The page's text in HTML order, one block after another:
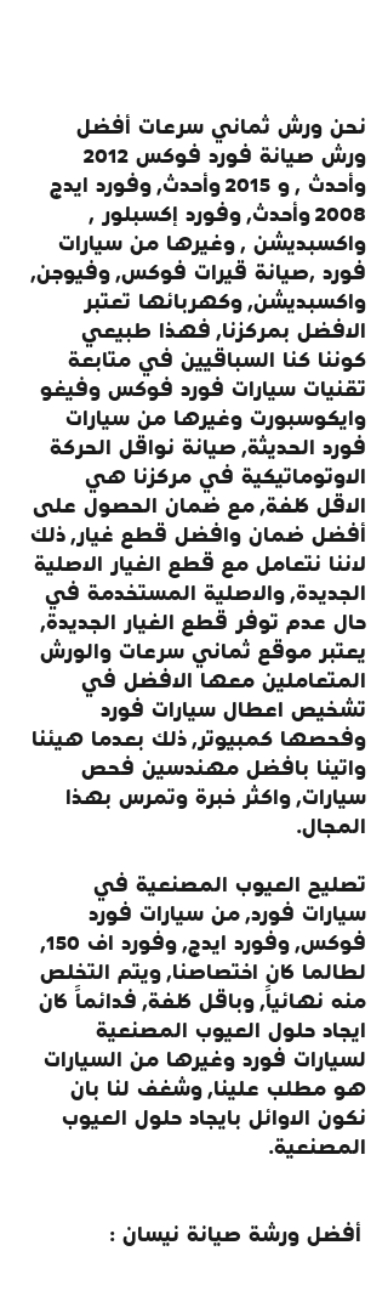
نحن ورش ثماني سرعات أفضل
وأحدث , و 2015 وأحدث, وفورد ايدج
2008 وأحدث, وفورد إكسبلور ,
واكسبديشن , وغيرها من سيارات
فورد ,صيانة قيرات فوكس, وفيوجن,
واكسبديشن, وكهربائها تعتبر
الافضل بمركزنا, فهذا طبيعي
كوننا كنا السباقيين في متابعة
تقنيات سيارات فورد فوكس وفيغو
وايكوسبورت وغيرها من سيارات
فورد الحديثة, صيانة نواقل الحركة
الاوتوماتيكية في مركزنا هي
الاقل كلفة, مع ضمان الحصول على
أفضل ضمان وافضل قطع غيار, ذلك
لاننا نتعامل مع قطع الغيار الاصلية
الجديدة, والاصلية المستخدمة في
حال عدم توفر قطع الغيار الجديدة,
يعتبر موقع ثماني سرعات والورش
المتعاملين معها الافضل في
تشخيص اعطال سيارات فورد
وفحصها كمبيوتر, ذلك بعدما هيئنا
واتينا بافضل مهندسين فحص
سيارات, واكثر خبرة وتمرس بهذا
المجال.
تصليح العيوب المصنعية في
سيارات فورد, من سيارات فورد
فوكس, وفورد ايدج, وفورد اف 150,
لطالما كان اختصاصنا, ويتم التخلص
منه نهائياً, وباقل كلفة, فدائماً كان
ايجاد حلول العيوب المصنعية
لسيارات فورد وغيرها من السيارات
هو مطلب علينا, وشغف لنا بان
نكون الاوائل بايجاد حلول العيوب
المصنعية.